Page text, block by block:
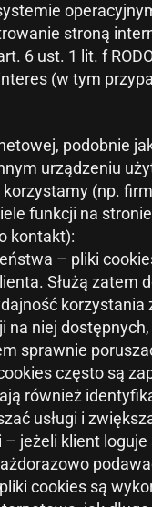
stroną
6 ust. 1 lit. f
(w tym
podobnie
urządzeniu
(np.
funkcji na
kontakt):
– pliki
Służą
na niej
sprawnie
często są
również
usługi i
jeżeli klient
cookies są